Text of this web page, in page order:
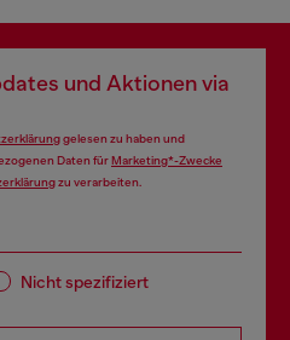
und Aktionen via
gelesen zu haben und
Daten fürMarketing*-Zwecke
zu verarbeiten.
Nicht spezifiziert